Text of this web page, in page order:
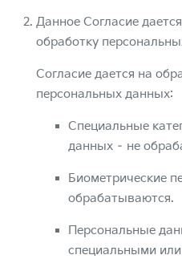
Данное Согласие
обработку
Согласие дается на
персональных данных:
Специальные
данных – не
Биометрические
обрабатываются.
Персональные
специальными